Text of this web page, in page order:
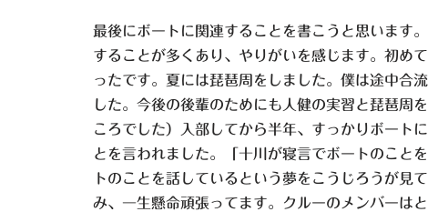
最後にボートに関連することを書こうと思います
することが多くあり、やりがいを感じます。初め
ったです。夏には琵琶周をしました。僕は途中合
した。今後の後輩のためにも人健の実習と琵琶周
ころでした）入部してから半年、すっかりボート
とを言われました。「十川が寝言でボートのこと
トのことを話しているという夢をこうじろうが見
み、一生懸命頑張ってます。クルーのメンバーは